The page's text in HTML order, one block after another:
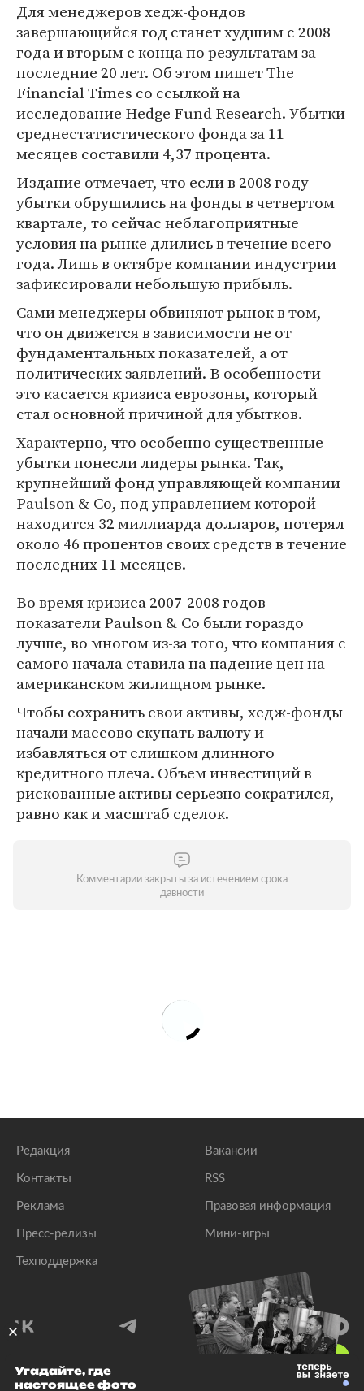
Для менеджеров хедж-фондов
завершающийся год станет худшим с 2008
года и вторым с конца по результатам за
последние 20 лет. Об этом пишет The
Financial Times со ссылкой на
исследование Hedge Fund Research. Убытки
среднестатистического фонда за 11
месяцев составили 4,37 процента.
Издание отмечает, что если в 2008 году
убытки обрушились на фонды в четвертом
квартале, то сейчас неблагоприятные
условия на рынке длились в течение всего
года. Лишь в октябре компании индустрии
зафиксировали небольшую прибыль.
Сами менеджеры обвиняют рынок в том,
что он движется в зависимости не от
фундаментальных показателей, а от
политических заявлений. В особенности
это касается кризиса еврозоны, который
стал основной причиной для убытков.
Характерно, что особенно существенные
убытки понесли лидеры рынка. Так,
крупнейший фонд управляющей компании
Paulson & Co, под управлением которой
находится 32 миллиарда долларов, потерял
около 46 процентов своих средств в течение
последних 11 месяцев.
Во время кризиса 2007-2008 годов
показатели Paulson & Co были гораздо
лучше, во многом из-за того, что компания с
самого начала ставила на падение цен на
американском жилищном рынке.
Чтобы сохранить свои активы, хедж-фонды
начали массово скупать валюту и
избавляться от слишком длинного
кредитного плеча. Объем инвестиций в
рискованные активы серьезно сократился,
равно как и масштаб сделок.
Комментарии закрыты за истечением срока
давности
Редакция
Контакты
Реклама
Пресс-релизы
Техподдержка
Вакансии
RSS
Правовая информация
Мини-игры
© 1999–2026 Все права защищены.
Угадайте, где
настоящее фото